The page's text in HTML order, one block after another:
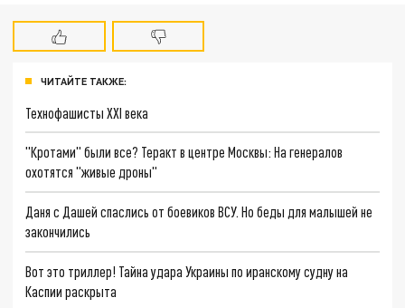
ЧИТАЙТЕ ТАКЖЕ:
Технофашисты XXI века
"Кротами" были все? Теракт в центре Москвы: На генералов
охотятся "живые дроны"
Даня с Дашей спаслись от боевиков ВСУ. Но беды для малышей не
закончились
Вот это триллер! Тайна удара Украины по иранскому судну на
Каспии раскрыта